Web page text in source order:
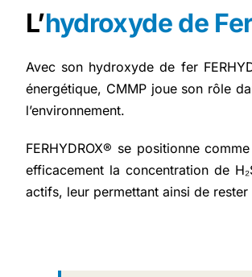
L’hydroxyde de
Avec son hydroxyde de fer
énergétique, CMMP joue son rôle
l’environnement.
FERHYDROX® se positionne
efficacement la concentration de
actifs, leur permettant ainsi de